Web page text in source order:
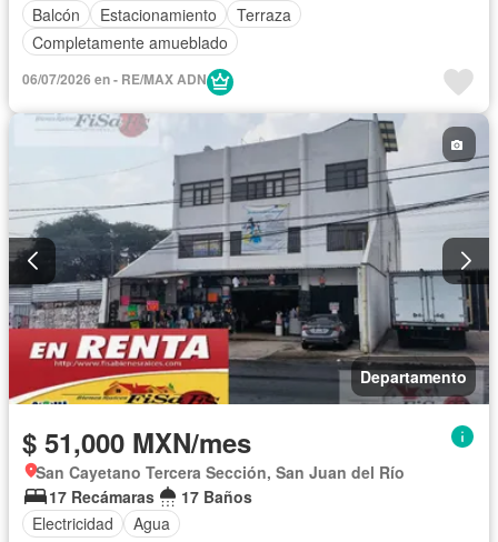
Balcón
Estacionamiento
Terraza
Completamente amueblado
06/07/2026 en - RE/MAX ADN
Departamento
$ 51,000 MXN/mes
San Cayetano Tercera Sección, San Juan del Río
17 Recámaras
17 Baños
Electricidad
Agua